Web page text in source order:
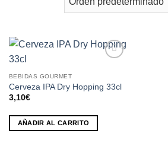
lista de
deseos
BEBIDAS GOURMET
Cerveza IPA Dry Hopping 33cl
3,10€
AÑADIR AL CARRITO